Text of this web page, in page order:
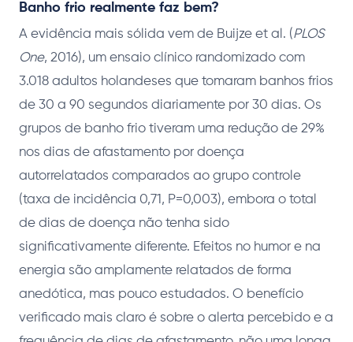
Banho frio realmente faz bem?
A evidência mais sólida vem de Buijze et al. (PLOS
One, 2016), um ensaio clínico randomizado com
3.018 adultos holandeses que tomaram banhos frios
de 30 a 90 segundos diariamente por 30 dias. Os
grupos de banho frio tiveram uma redução de 29%
nos dias de afastamento por doença
autorrelatados comparados ao grupo controle
(taxa de incidência 0,71, P=0,003), embora o total
de dias de doença não tenha sido
significativamente diferente. Efeitos no humor e na
energia são amplamente relatados de forma
anedótica, mas pouco estudados. O benefício
verificado mais claro é sobre o alerta percebido e a